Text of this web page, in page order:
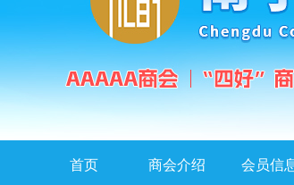
首页 商会介绍 会员信